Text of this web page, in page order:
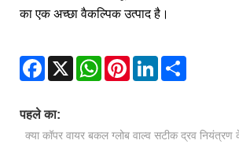
का एक अच्छा वैकल्पिक उत्पाद है।
Facebook
X WhatsAppPinterestLinkedIn
पहले का:
क्या कॉपर वायर बकल ग्लोब वाल्व सटीक द्रव